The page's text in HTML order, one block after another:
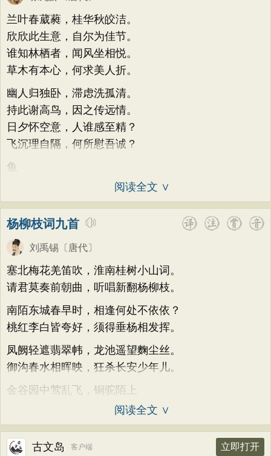
兰叶春葳蕤，桂华秋皎洁。
欣欣此生意，自尔为佳节。
谁知林栖者，闻风坐相悦。
草木有本心，何求美人折。
幽人归独卧，滞虑洗孤清。
持此谢高鸟，因之传远情。
日夕怀空意，人谁感至精？
飞沉理自隔，何所慰吾诚？
鱼
阅读全文 ∨
杨柳枝词九首
刘禹锡 〔唐代〕
塞北梅花羌笛吹，淮南桂树小山词。
请君莫奏前朝曲，听唱新翻杨柳枝。
南陌东城春早时，相逢何处不依依？
桃红李白皆夸好，须得垂杨相发挥。
凤阙轻遮翡翠帏，龙池遥望麴尘丝。
御沟春水相晖映，狂杀长安少年儿。
金谷园中莺乱飞，铜驼陌上
阅读全文 ∨
古文岛 客户端 立即打开